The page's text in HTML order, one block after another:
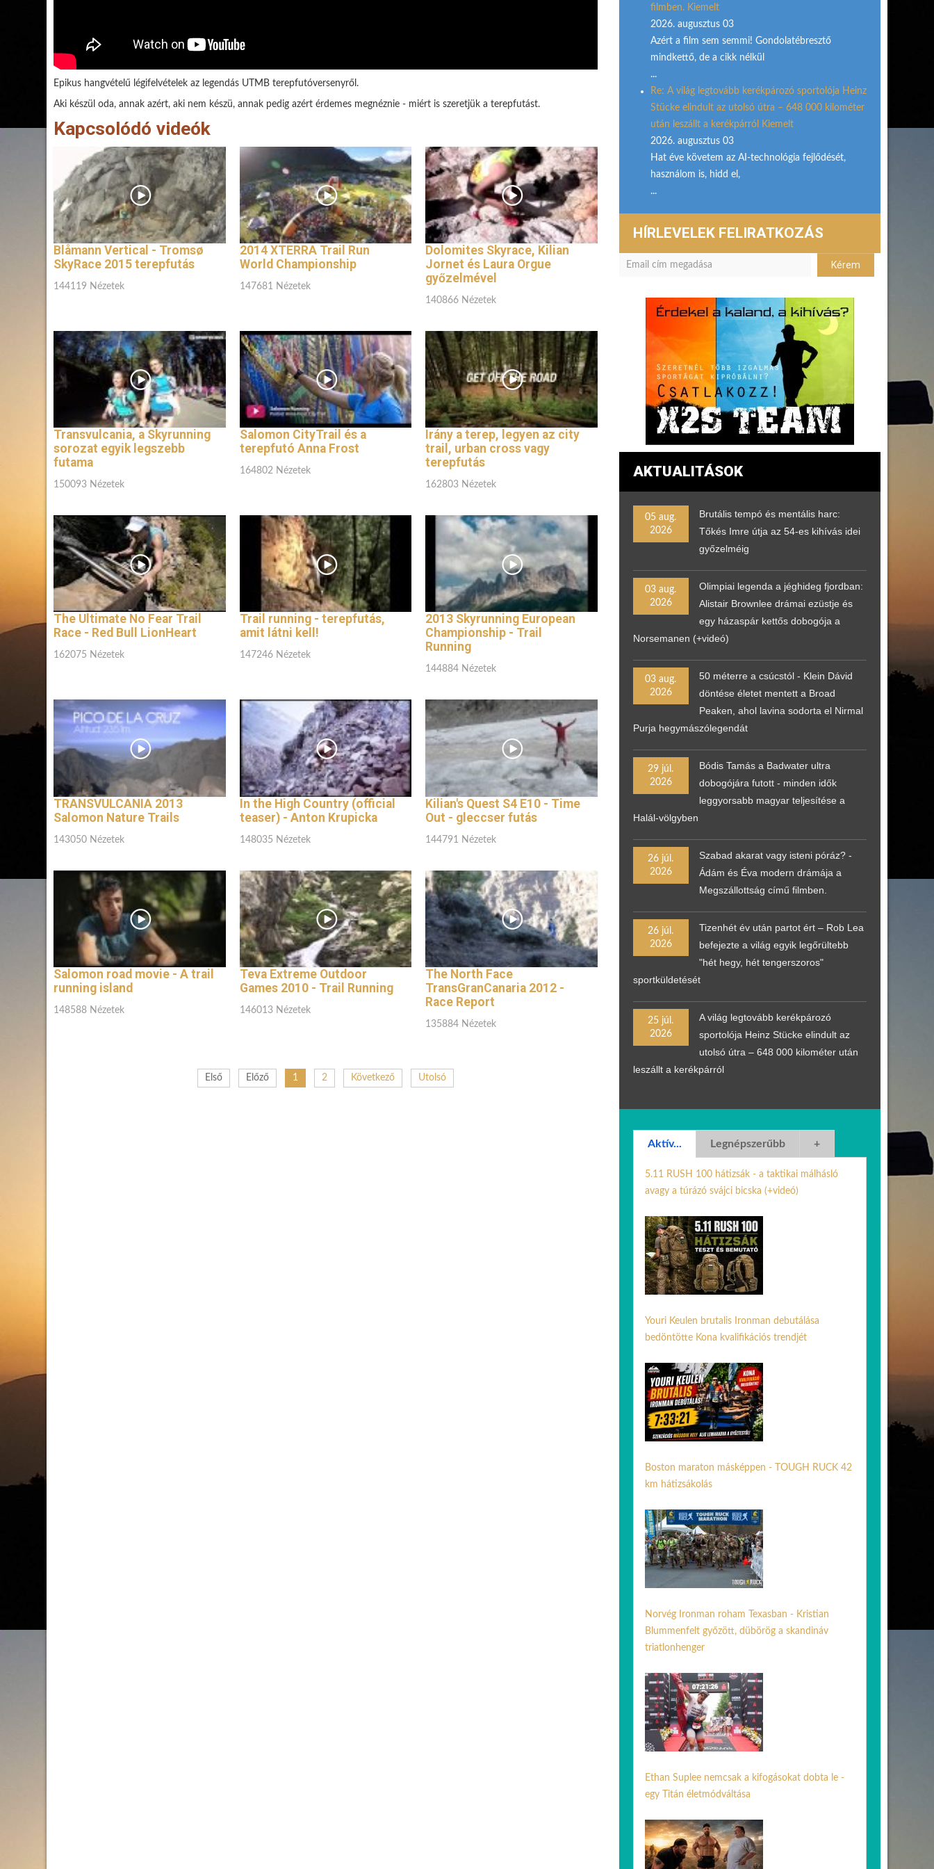
Epikus hangvételű légifelvételek az legendás UTMB terepfutóversenyről.
Aki készül oda, annak azért, aki nem készü, annak pedig azért érdemes megnéznie - miért is szeretjük a terepfutást.
Kapcsolódó videók
Blåmann Vertical - Tromsø
SkyRace 2015 terepfutás
144119 Nézetek
2014 XTERRA Trail Run
World Championship
147681 Nézetek
Dolomites Skyrace, Kilian
Jornet és Laura Orgue
győzelmével
140866 Nézetek
Transvulcania, a Skyrunning
sorozat egyik legszebb
futama
150093 Nézetek
Salomon CityTrail és a
terepfutó Anna Frost
164802 Nézetek
Irány a terep, legyen az city
trail, urban cross vagy
terepfutás
162803 Nézetek
The Ultimate No Fear Trail
Race - Red Bull LionHeart
162075 Nézetek
Trail running - terepfutás,
amit látni kell!
147246 Nézetek
2013 Skyrunning European
Championship - Trail
Running
144884 Nézetek
TRANSVULCANIA 2013
Salomon Nature Trails
143050 Nézetek
In the High Country (official
teaser) - Anton Krupicka
148035 Nézetek
Kilian's Quest S4 E10 - Time
Out - gleccser futás
144791 Nézetek
Salomon road movie - A trail
running island
148588 Nézetek
Teva Extreme Outdoor
Games 2010 - Trail Running
146013 Nézetek
The North Face
TransGranCanaria 2012 -
Race Report
135884 Nézetek
Első Előző 1 2 Következő Utolsó
filmben. Kiemelt
2026. augusztus 03
Azért a film sem semmi! Gondolatébresztő
mindkettő, de a cikk nélkül
...
Re: A világ legtovább kerékpározó sportolója Heinz
Stücke elindult az utolsó útra – 648 000 kilométer
után leszállt a kerékpárról Kiemelt
2026. augusztus 03
Hat éve követem az AI-technológia fejlődését,
használom is, hidd el,
...
HÍRLEVELEK FELIRATKOZÁS
AKTUALITÁSOK
05 aug.
2026
Brutális tempó és mentális harc:
Tőkés Imre útja az 54-es kihívás idei
győzelméig
03 aug.
2026
Olimpiai legenda a jéghideg fjordban:
Alistair Brownlee drámai ezüstje és
egy házaspár kettős dobogója a
Norsemanen (+videó)
03 aug.
2026
50 méterre a csúcstól - Klein Dávid
döntése életet mentett a Broad
Peaken, ahol lavina sodorta el Nirmal
Purja hegymászólegendát
29 júl.
2026
Bódis Tamás a Badwater ultra
dobogójára futott - minden idők
leggyorsabb magyar teljesítése a
Halál-völgyben
26 júl.
2026
Szabad akarat vagy isteni póráz? -
Ádám és Éva modern drámája a
Megszállottság című filmben.
26 júl.
2026
Tizenhét év után partot ért – Rob Lea
befejezte a világ egyik legőrültebb
"hét hegy, hét tengerszoros"
sportküldetését
25 júl.
2026
A világ legtovább kerékpározó
sportolója Heinz Stücke elindult az
utolsó útra – 648 000 kilométer után
leszállt a kerékpárról
Aktív... Legnépszerűbb +
5.11 RUSH 100 hátizsák - a taktikai málhásló
avagy a túrázó svájci bicska (+videó)
Youri Keulen brutalis Ironman debutálása
bedöntötte Kona kvalifikációs trendjét
Boston maraton másképpen - TOUGH RUCK 42
km hátizsákolás
Norvég Ironman roham Texasban - Kristian
Blummenfelt győzött, dübörög a skandináv
triatlonhenger
Ethan Suplee nemcsak a kifogásokat dobta le -
egy Titán életmódváltása